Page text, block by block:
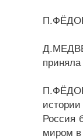
Россия
миром